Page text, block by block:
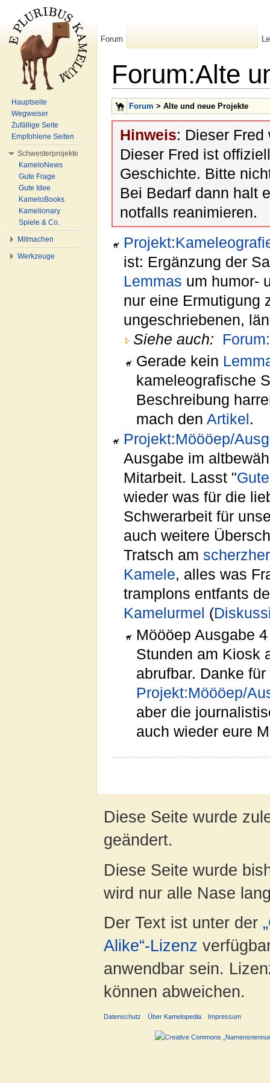
Forum:Alte
Forum > Alte und neue Projekte
Hinweis: Dieser
Dieser Fred ist
Geschichte. Bitte
Bei Bedarf dann halt
notfalls reanimieren.
ist: Ergänzung der
Lemmas um humor-
nur eine Ermutigung
ungeschriebenen,
Siehe auch:
Gerade kein
kameleografische
Beschreibung
mach den Artikel .
Projekt:Möööep/
Ausgabe im
Mitarbeit. Lasst "
wieder was für die
Schwerarbeit für
auch weitere
Tratsch am
Kamele, alles was
tramplons entfants
Kamelurmel (
Möööep Ausgabe
Stunden am Kiosk
abrufbar. Danke
Projekt:Möööep/
aber die
auch wieder eure
Forum
Hauptseite
Wegweiser
Zufällige Seite
Empfohlene Seiten
Schwesterprojekte
KameloNews
Gute Frage
Gute Idee
KameloBooks
Kamelionary
Spiele & Co.
Mitmachen
Werkzeuge
Diese Seite wurde
geändert.
Diese Seite wurde
wird nur alle Nase
Der Text ist unter der
Alike“-Lizenz
anwendbar sein.
können abweichen.
Datenschutz Über Kamelopedia Impressum